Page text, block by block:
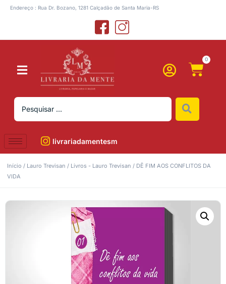
Endereço : Rua Dr. Bozano, 1281 Calçadão de Santa Maria-RS
0
livrariadamentesm
Início / Lauro Trevisan / Livros - Lauro Trevisan / DÊ FIM AOS CONFLITOS DA
VIDA